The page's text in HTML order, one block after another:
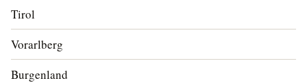
Tirol
Vorarlberg
Burgenland